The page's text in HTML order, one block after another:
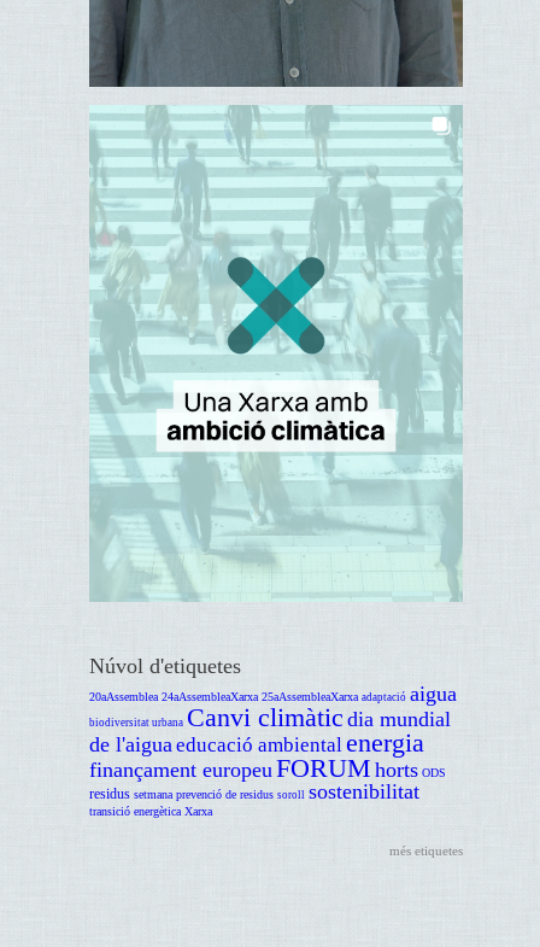
Núvol d'etiquetes
20aAssemblea 24aAssembleaXarxa 25aAssembleaXarxa adaptació aigua
biodiversitat urbana Canvi climàtic dia mundial
de l'aiguaeducació ambientalenergia
finançament europeuFORUM horts ODS
residus setmana prevenció de residus soroll sostenibilitat
transició energètica Xarxa
més etiquetes